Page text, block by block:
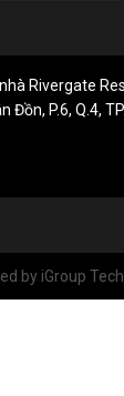
Rivergate
Đồn, P.6, Q.4,
by iGroup